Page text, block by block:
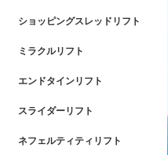
ショッピングスレッドリフト
ミラクルリフト
エンドタインリフト
スライダーリフト
ネフェルティティリフト